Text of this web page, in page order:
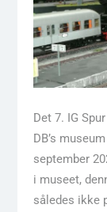
Det 7. IG
DB’s
september
i museet,
således ikke